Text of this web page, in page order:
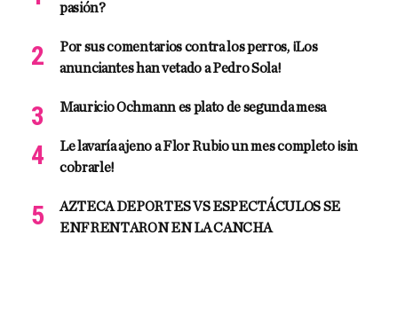
pasión?
Por sus comentarios contra los perros, ¡Los
anunciantes han vetado a Pedro Sola!
Mauricio Ochmann es plato de segunda mesa
Le lavaría ajeno a Flor Rubio un mes completo ¡sin
cobrarle!
AZTECA DEPORTES VS ESPECTÁCULOS SE
ENFRENTARON EN LA CANCHA